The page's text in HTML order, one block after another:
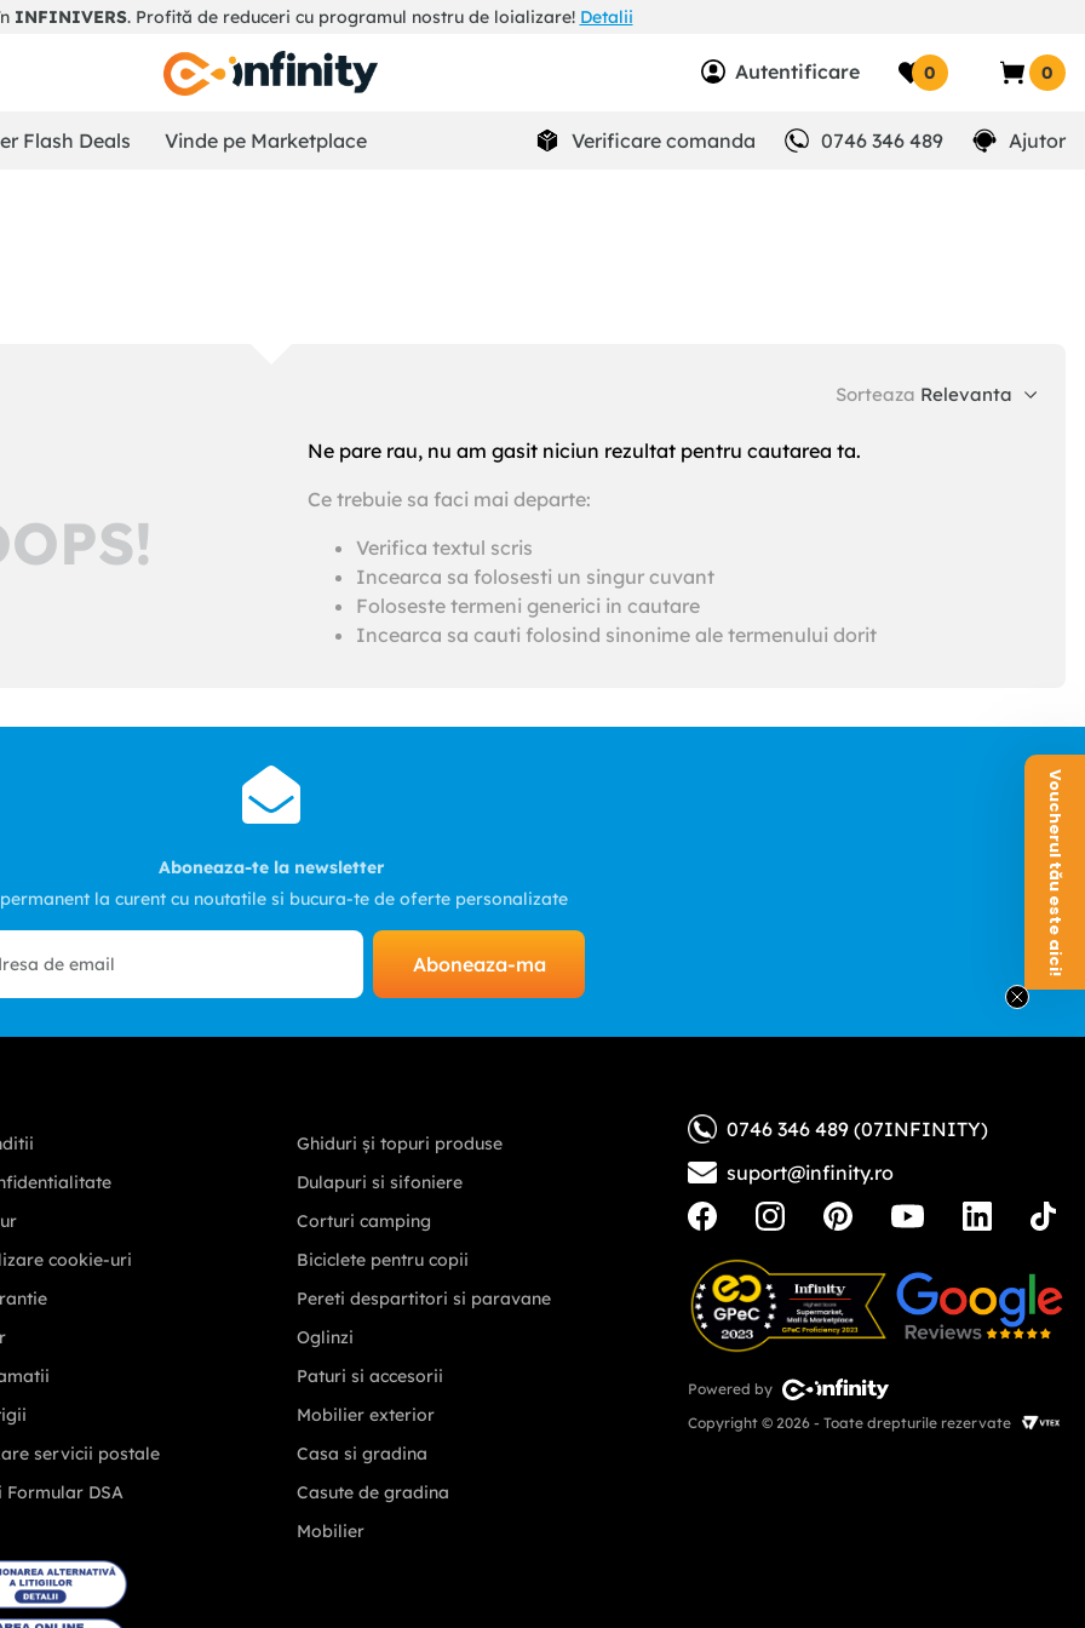
INFINIVERS. Profită de reduceri cu programul nostru de loializare! Detalii
Autentificare 0 0
Flash Deals Vinde pe Marketplace Verificare comanda 0746 346 489 Ajutor
Sorteaza Relevanta
Ne pare rau, nu am gasit niciun rezultat pentru cautarea ta.
Ce trebuie sa faci mai departe:
Verifica textul scris
Incearca sa folosesti un singur cuvant
Foloseste termeni generici in cautare
Incearca sa cauti folosind sinonime ale termenului dorit
Aboneaza-te la newsletter
la curent cu noutatile si bucura-te de oferte personalizate
Aboneaza-ma
cookie-uri
servicii postale
Formular DSA
Ghiduri și topuri produse
Dulapuri si sifoniere
Corturi camping
Biciclete pentru copii
Pereti despartitori si paravane
Oglinzi
Paturi si accesorii
Mobilier exterior
Casa si gradina
Casute de gradina
Mobilier
0746 346 489 (07INFINITY)
suport@infinity.ro
Powered by
Copyright © 2026 - Toate drepturile rezervate
Voucherul tău este aici!